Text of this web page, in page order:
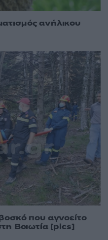
ανήλικου
που αγνοείτο
Βοιωτία [pics]